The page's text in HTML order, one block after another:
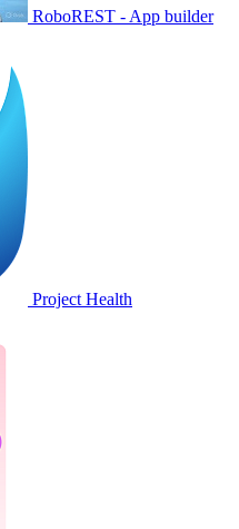
RoboREST - App builder
Project Health